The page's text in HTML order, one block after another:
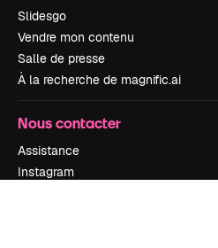
Slidesgo
Vendre mon contenu
Salle de presse
À la recherche de magnific.ai
Nous contacter
Assistance
Instagram